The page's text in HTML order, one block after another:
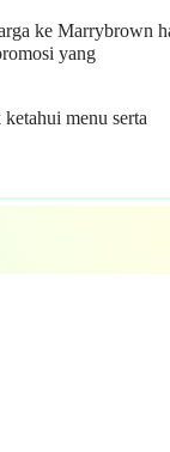
ke Marrybrown
yang
menu serta